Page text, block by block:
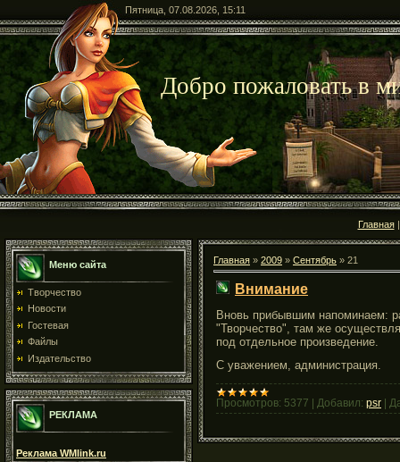
Пятница, 07.08.2026, 15:11
Добро пожаловать в
Главная
Меню сайта
Творчество
Новости
Гостевая
Файлы
Издательство
РЕКЛАМА
Реклама WMlink.ru
Главная » 2009 » Сентябрь » 21
Внимание
Вновь прибывшим напоминаем:
"Творчество", там же
под отдельное произведение.
С уважением, администрация.
Просмотров: 5377 Добавил: psr